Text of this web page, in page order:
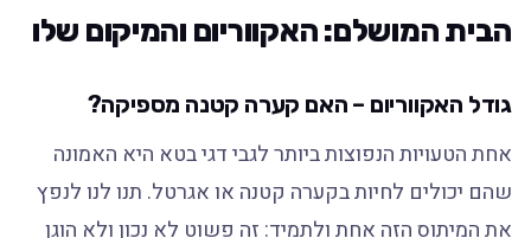
הבית המושלם: האקווריום והמיקום שלו
גודל האקווריום – האם קערה קטנה מספיקה?
אחת הטעויות הנפוצות ביותר לגבי דגי בטא היא האמונה
שהם יכולים לחיות בקערה קטנה או אגרטל. תנו לנו לנפץ
את המיתוס הזה אחת ולתמיד: זה פשוט לא נכון ולא הוגן